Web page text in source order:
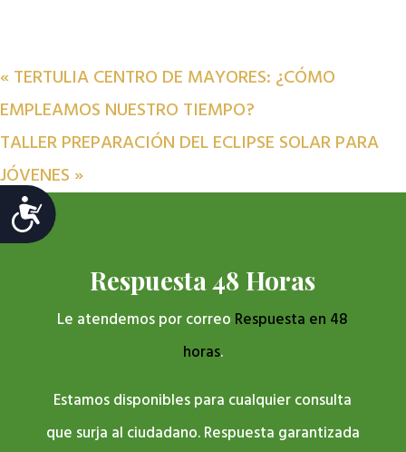
Accesibilidad
«TERTULIA CENTRO DE MAYORES: ¿CÓMO
EMPLEAMOS NUESTRO TIEMPO?
TALLER PREPARACIÓN DEL ECLIPSE SOLAR PARA
JÓVENES »
Respuesta 48 Horas
Le atendemos por correo Respuesta en 48
horas.
Estamos disponibles para cualquier consulta
que surja al ciudadano. Respuesta garantizada